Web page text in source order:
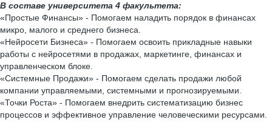
В составе университета 4 факультета:
«Простые Финансы» - Помогаем наладить порядок в финансах
микро, малого и среднего бизнеса.
«Нейросети Бизнеса» - Помогаем освоить прикладные навыки
работы с нейросетями в продажах, маркетинге, финансах и
управленческом блоке.
«Системные Продажи» - Помогаем сделать продажи любой
компании управляемыми, системными и прогнозируемыми.
«Точки Роста» - Помогаем внедрить систематизацию бизнес
процессов и эффективное управление человеческими ресурсами.